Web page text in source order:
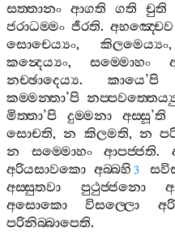
සත‍්තානං ආගති ගති චුති
ජරාධම‍්මං ජීරති. අහඤ‍්චෙව
සොචෙය්‍යං, කිලමෙය්‍යං
කන්‍දෙය්‍යං, සම‍්මොහං
නච‍්ඡාදෙය්‍ය.කායෙ’පි
කම‍්මන‍්තා’පි
මිත‍්තා’පි දුම‍්මනා අස‍්සූ’ති
සොචති,න කිලමති, න
න
සම‍්මොහං ආපජ‍්ජති.
අරියසාවකො අබ‍්බහි 3
අස‍්සුතවා
පුථුජ‍්ජනො
අසොකො
විසල‍්ලො
පරිනිබ‍්බාපෙති.